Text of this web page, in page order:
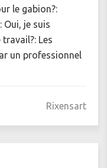
le gabion?:
Oui, je suis
Les
un professionnel
Rixensart